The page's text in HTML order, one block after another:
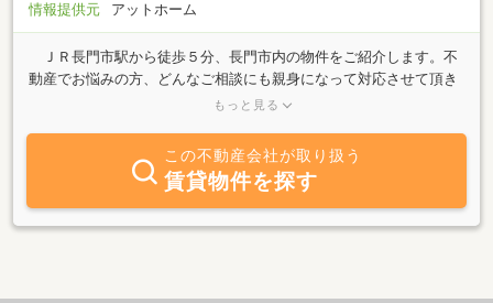
情報提供元
アットホーム
ＪＲ長門市駅から徒歩５分、長門市内の物件をご紹介します。不
動産でお悩みの方、どんなご相談にも親身になって対応させて頂き
ます。皆様のご来店をお待ちしております。 ☆土・祝日も営業し
す。1.すこし遠いいですが提携駐車場（わたや本店）、有料駐車場
（パーク長門）に駐車下さい。 （駐車場の場所は当社ホームペー
ジを参照下さい。） 2.提携駐車場（わたや本店）は、ブロックに
名前の書いていないところへ駐車下さい。 3.有料駐車場（パーク
長門）に駐車された方はお申し出下さい、料金チケットをお渡しい
もっと見る
この不動産会社が取り扱う
賃貸物件を探す